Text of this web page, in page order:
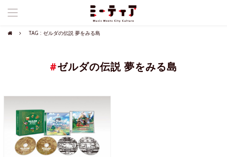
TAG : ゼルダの伝説 夢をみる島
#ゼルダの伝説 夢をみる島